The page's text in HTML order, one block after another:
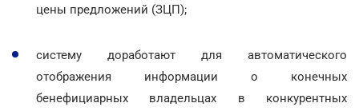
цены предложений (ЗЦП);
систему доработают для автоматического
отображения информации о конечных
бенефициарных владельцах в конкурентных